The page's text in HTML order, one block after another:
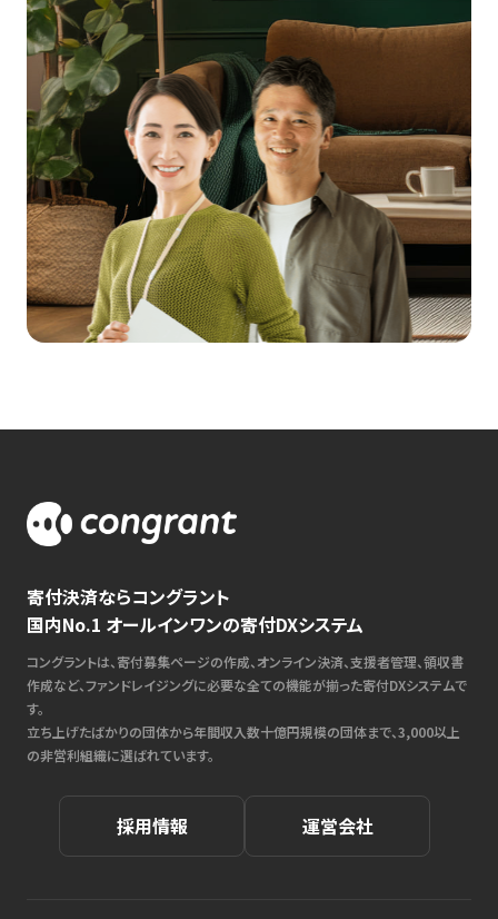
寄付決済ならコングラント
国内No.1 オールインワンの寄付DXシステム
コングラントは、寄付募集ページの作成、オンライン決済、支援者管理、領収書
作成など、ファンドレイジングに必要な全ての機能が揃った寄付DXシステムで
す。
立ち上げたばかりの団体から年間収入数十億円規模の団体まで、3,000以上
の非営利組織に選ばれています。
採用情報 運営会社